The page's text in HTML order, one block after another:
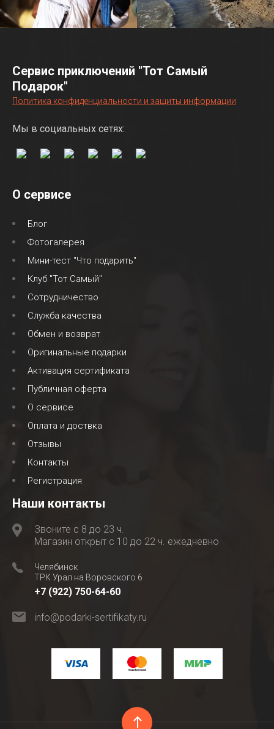
Сервис приключений "Тот Самый
Подарок"
Политика конфиденциальности и защиты информации
Мы в социальных сетях:
О сервисе
Блог
Фотогалерея
Мини-тест "Что подарить"
Клуб "Тот Самый"
Сотрудничество
Служба качества
Обмен и возврат
Оригинальные подарки
Активация сертификата
Публичная оферта
О сервисе
Оплата и доствка
Отзывы
Контакты
Регистрация
Наши контакты
Звоните с 8 до 23 ч.
Магазин открыт с 10 до 22 ч. ежедневно
Челябинск
ТРК Урал на Воровского 6
+7 (922) 750-64-60
info@podarki-sertifikaty.ru